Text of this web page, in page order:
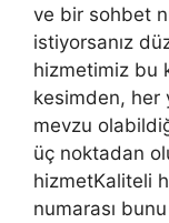
ve bir sohbet
istiyorsanız
hizmetimiz bu
kesimden, her
mevzu
üç noktadan
hizmetKaliteli
numarası